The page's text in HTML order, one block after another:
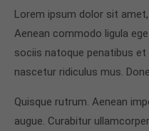
Lorem ipsum dolor sit
Aenean commodo ligula
sociis natoque penatibus
nascetur ridiculus mus.
Quisque rutrum. Aenean
augue. Curabitur